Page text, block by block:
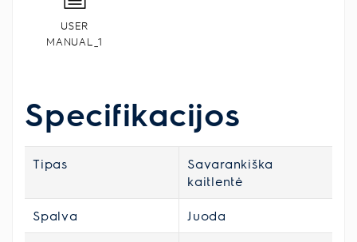
USER
MANUAL_1
Specifikacijos
Tipas
Savarankiška
kaitlentė
Spalva Juoda